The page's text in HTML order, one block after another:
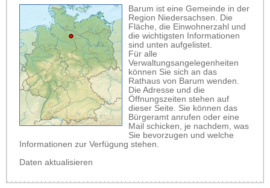
Barum ist eine Gemeinde in der
Region Niedersachsen. Die
Fläche, die Einwohnerzahl und
die wichtigsten Informationen
sind unten aufgelistet.
Für alle
Verwaltungsangelegenheiten
können Sie sich an das
Rathaus von Barum wenden.
Die Adresse und die
Öffnungszeiten stehen auf
dieser Seite. Sie können das
Bürgeramt anrufen oder eine
Mail schicken, je nachdem, was
Sie bevorzugen und welche
Informationen zur Verfügung stehen.
Daten aktualisieren